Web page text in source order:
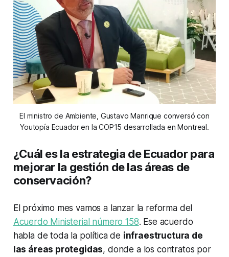
El ministro de Ambiente, Gustavo Manrique conversó con
Youtopía Ecuador en la COP15 desarrollada en Montreal.
¿Cuál es la estrategia de Ecuador para
mejorar la gestión de las áreas de
conservación?
El próximo mes vamos a lanzar la reforma del
Acuerdo Ministerial número 158. Ese acuerdo
habla de toda la política de infraestructura de
las áreas protegidas, donde a los contratos por